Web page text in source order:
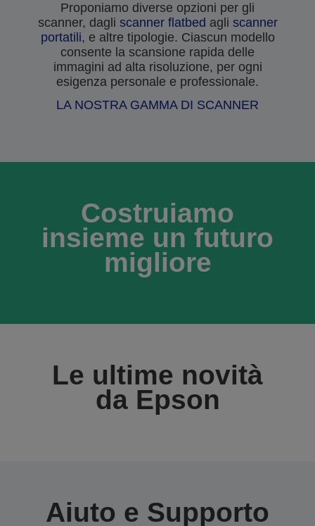
Proponiamo diverse opzioni per gli
scanner, dagli scanner flatbed agli scanner
portatili, e altre tipologie. Ciascun modello
consente la scansione rapida delle
immagini ad alta risoluzione, per ogni
esigenza personale e professionale.
LA NOSTRA GAMMA DI SCANNER
Costruiamo
insieme un futuro
migliore
Le ultime novità
da Epson
Aiuto e Supporto